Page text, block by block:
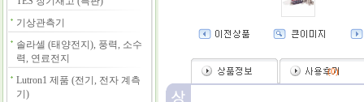
기상관측기
솔라셀 (태양전지), 풍력, 소수
력, 연료전지
Lutron1 제품 (전기, 전자 계측
기)
(0)